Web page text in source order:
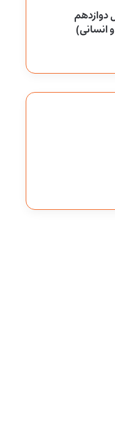
دوازدهم
انسانی)